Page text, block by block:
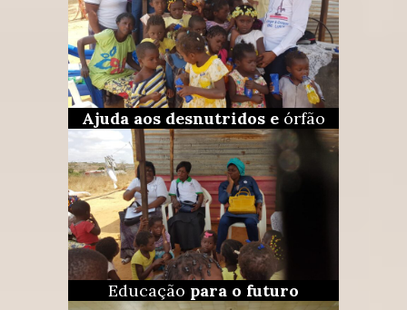
Ajuda aos desnutridos e órfão
Educação para o futuro